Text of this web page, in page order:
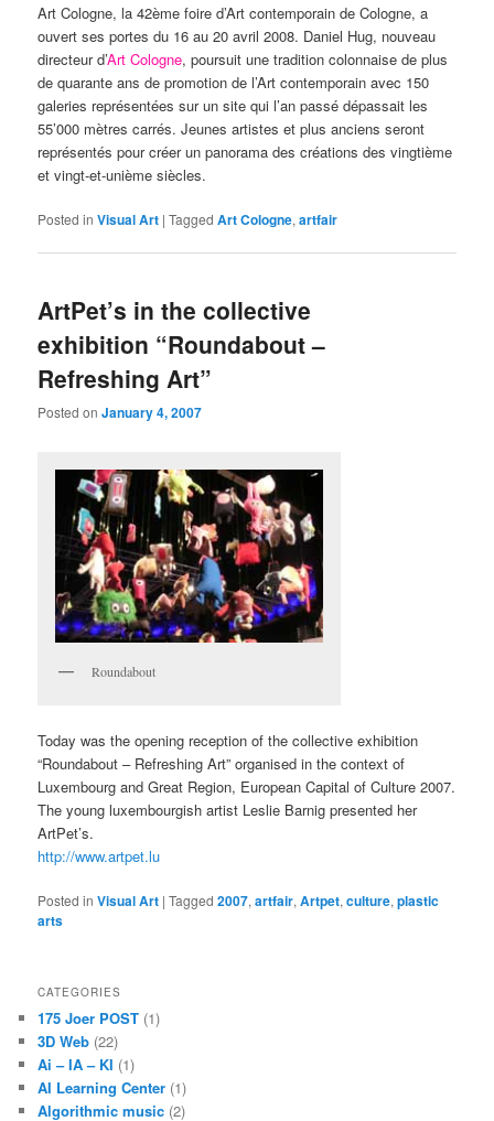
Art Cologne, la 42ème foire d’Art contemporain de Cologne, a
ouvert ses portes du 16 au 20 avril 2008. Daniel Hug, nouveau
directeur d’Art Cologne, poursuit une tradition colonnaise de plus
de quarante ans de promotion de l’Art contemporain avec 150
galeries représentées sur un site qui l’an passé dépassait les
55’000 mètres carrés. Jeunes artistes et plus anciens seront
représentés pour créer un panorama des créations des vingtième
et vingt-et-unième siècles.
Posted in Visual Art |Tagged Art Cologne,artfair
ArtPet’s in the collective
exhibition “Roundabout –
Refreshing Art”
Posted onJanuary 4, 2007
Roundabout
Today was the opening reception of the collective exhibition
“Roundabout – Refreshing Art” organised in the context of
Luxembourg and Great Region, European Capital of Culture 2007.
The young luxembourgish artist Leslie Barnig presented her
ArtPet’s.
http://www.artpet.lu
Posted in Visual Art |Tagged 2007,artfair,Artpet,culture,plastic
arts
CATEGORIES
175 Joer POST (1)
3D Web (22)
Ai – IA – KI (1)
AI Learning Center (1)
Algorithmic music (2)